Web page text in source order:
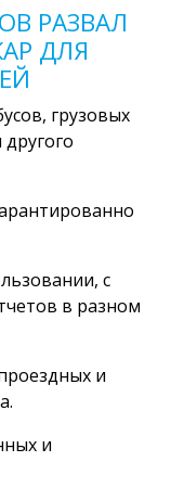
РАЗВАЛ
ДЛЯ
грузовых
с
в разном
и
и